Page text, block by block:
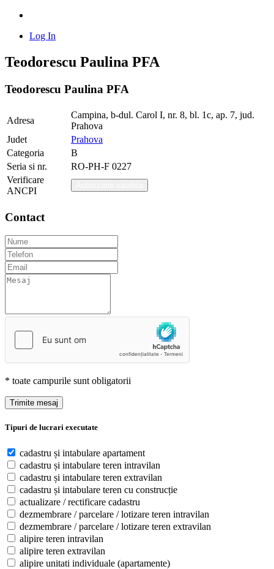
Log In
Teodorescu Paulina PFA
Teodorescu Paulina PFA
Adresa
Campina, b-dul. Carol I, nr. 8, bl. 1c, ap. 7, jud.
Prahova
Judet
Prahova
Categoria
B
Seria si nr.
RO-PH-F 0227
Verificare
ANCPI
Contact
* toate campurile sunt obligatorii
Trimite mesaj
Tipuri de lucrari executate
cadastru și intabulare apartament
cadastru și intabulare teren intravilan
cadastru și intabulare teren extravilan
cadastru și intabulare teren cu construcție
actualizare / rectificare cadastru
dezmembrare / parcelare / lotizare teren intravilan
dezmembrare / parcelare / lotizare teren extravilan
alipire teren intravilan
alipire teren extravilan
alipire unitati individuale (apartamente)